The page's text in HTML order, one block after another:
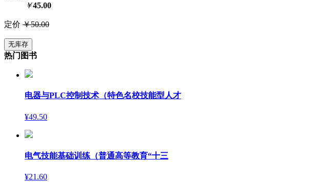
￥45.00
定价 ￥50.00
无库存
热门图书
电器与PLC控制技术（特色名校技能型人才
¥49.50
电气技能基础训练（普通高等教育“十三
¥21.60